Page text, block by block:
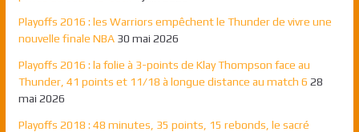
Playoffs 2016 : les Warriors empêchent le Thunder de vivre une
nouvelle finale NBA 30 mai 2026
Playoffs 2016 : la folie à 3-points de Klay Thompson face au
Thunder, 41 points et 11/18 à longue distance au match 6 28
mai 2026
Playoffs 2018 : 48 minutes, 35 points, 15 rebonds, le sacré